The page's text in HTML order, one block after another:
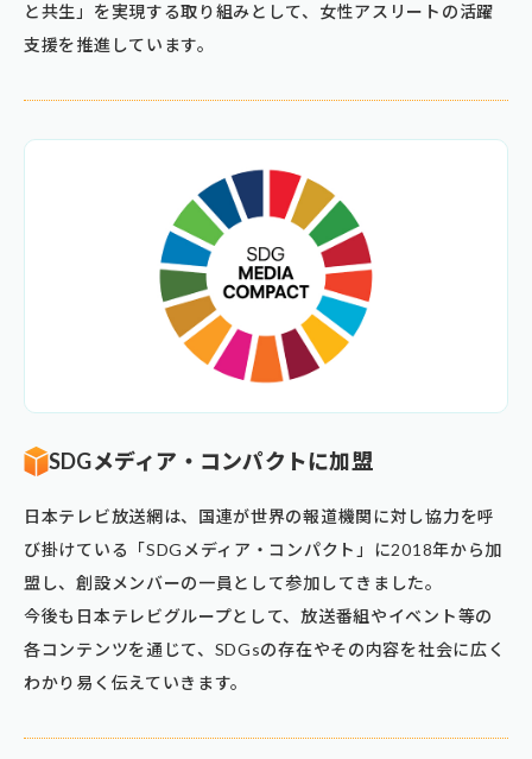
と共生」を実現する取り組みとして、女性アスリートの活躍
支援を推進しています。
SDGメディア・コンパクトに加盟
日本テレビ放送網は、国連が世界の報道機関に対し協力を呼
び掛けている「SDGメディア・コンパクト」に2018年から加
盟し、創設メンバーの一員として参加してきました。
今後も日本テレビグループとして、放送番組やイベント等の
各コンテンツを通じて、SDGsの存在やその内容を社会に広く
わかり易く伝えていきます。